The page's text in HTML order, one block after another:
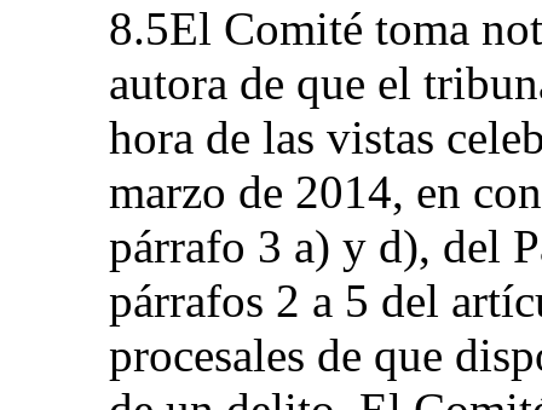
8.5El Comité toma
autora de que el
hora de las vistas
marzo de 2014, en
párrafo 3 a) y d), del
párrafos 2 a 5 del
procesales de que